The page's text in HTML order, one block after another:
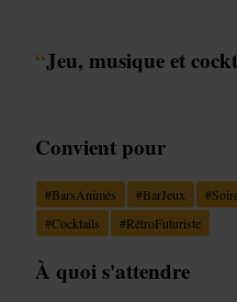
“Jeu, musique et
Convient pour
#BarsAnimés #BarJeux #
#Cocktails #RétroFuturiste
À quoi s'attendre